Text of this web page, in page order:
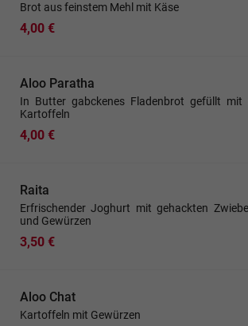
Brot aus feinstem Mehl mit Käse
4,00 €
Aloo Paratha
In Butter gabckenes Fladenbrot gefüllt mit
Kartoffeln
4,00 €
Raita
Erfrischender Joghurt mit gehackten
und Gewürzen
3,50 €
Aloo Chat
Kartoffeln mit Gewürzen